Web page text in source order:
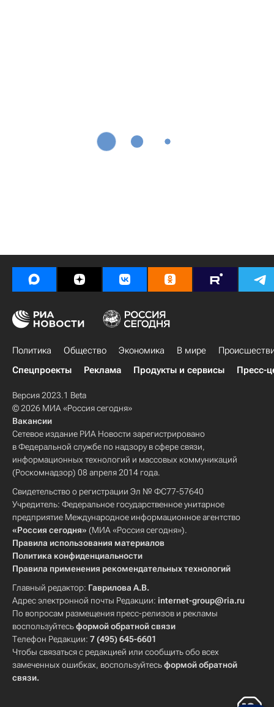
Политика Общество Экономика В мире
Спецпроекты
Реклама Продукты и сервисы Пресс-
Версия 2023.1 Beta
© 2026 МИА «Россия сегодня»
Вакансии
Сетевое издание РИА Новости зарегистрировано
в Федеральной службе по надзору в сфере связи,
информационных технологий и массовых коммуникаций
(Роскомнадзор) 08 апреля 2014 года.
Свидетельство о регистрации Эл № ФС77-57640
Учредитель: Федеральное государственное унитарное
предприятие Международное информационное агентство
«Россия сегодня» (МИА «Россия сегодня»).
Правила использования материалов
Политика конфиденциальности
Правила применения рекомендательных технологий
Главный редактор: Гаврилова А.В.
Адрес электронной почты Редакции: internet-group@ria.ru
По вопросам размещения пресс-релизов и рекламы
воспользуйтесьформой обратной связи
Телефон Редакции: 7 (495) 645-6601
Чтобы связаться с редакцией или сообщить обо всех
замеченных ошибках, воспользуйтесьформой обратной
связи.